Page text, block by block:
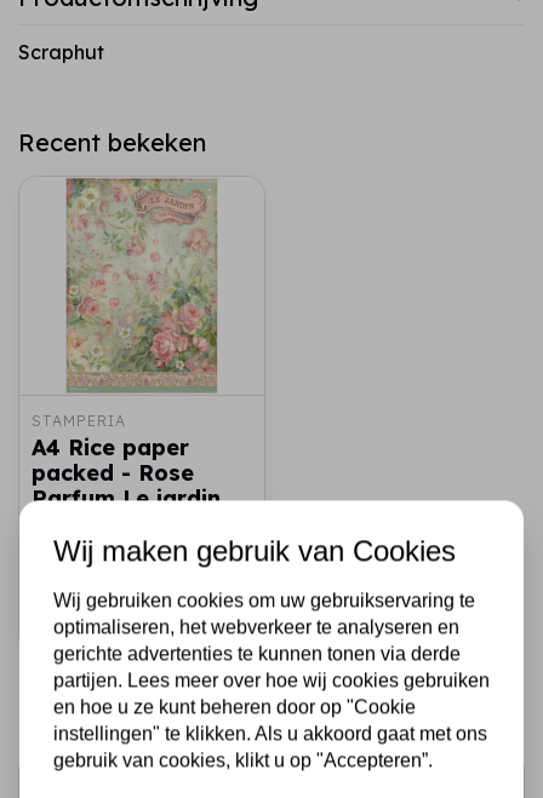
Scraphut
Recent bekeken
STAMPERIA
A4 Rice paper
packed - Rose
Parfum Le jardin
€1,95 Op voorraad
Snel toevoegen
Wij maken gebruik van Cookies
Wij gebruiken cookies om uw gebruikservaring te
optimaliseren, het webverkeer te analyseren en
gerichte advertenties te kunnen tonen via derde
partijen. Lees meer over hoe wij cookies gebruiken
en hoe u ze kunt beheren door op "Cookie
instellingen" te klikken. Als u akkoord gaat met ons
gebruik van cookies, klikt u op "Accepteren”.